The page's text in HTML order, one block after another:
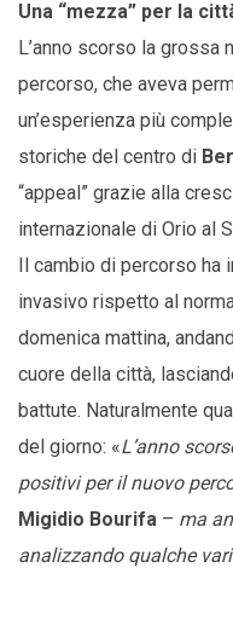
Una “mezza” per la
L’anno scorso la
percorso, che aveva
un’esperienza più
storiche del centro di
“appeal” grazie alla
internazionale di Orio al
Il cambio di percorso
invasivo rispetto al
domenica mattina,
cuore della città,
battute. Naturalmente
del giorno: «L’anno
positivi per il nuovo
Migidio Bourifa – ma
analizzando qualche